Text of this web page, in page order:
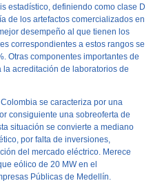
estadístico, definiendo como clase D
de los artefactos comercializados en
desempeño al que tienen los
correspondientes a estos rangos se
Otras componentes importantes de
la acreditación de laboratorios de
se caracteriza por una
consiguiente una sobreoferta de
situación se convierte a mediano
por falta de inversiones,
del mercado eléctrico. Merece
eólico de 20 MW en el
Públicas de Medellín.